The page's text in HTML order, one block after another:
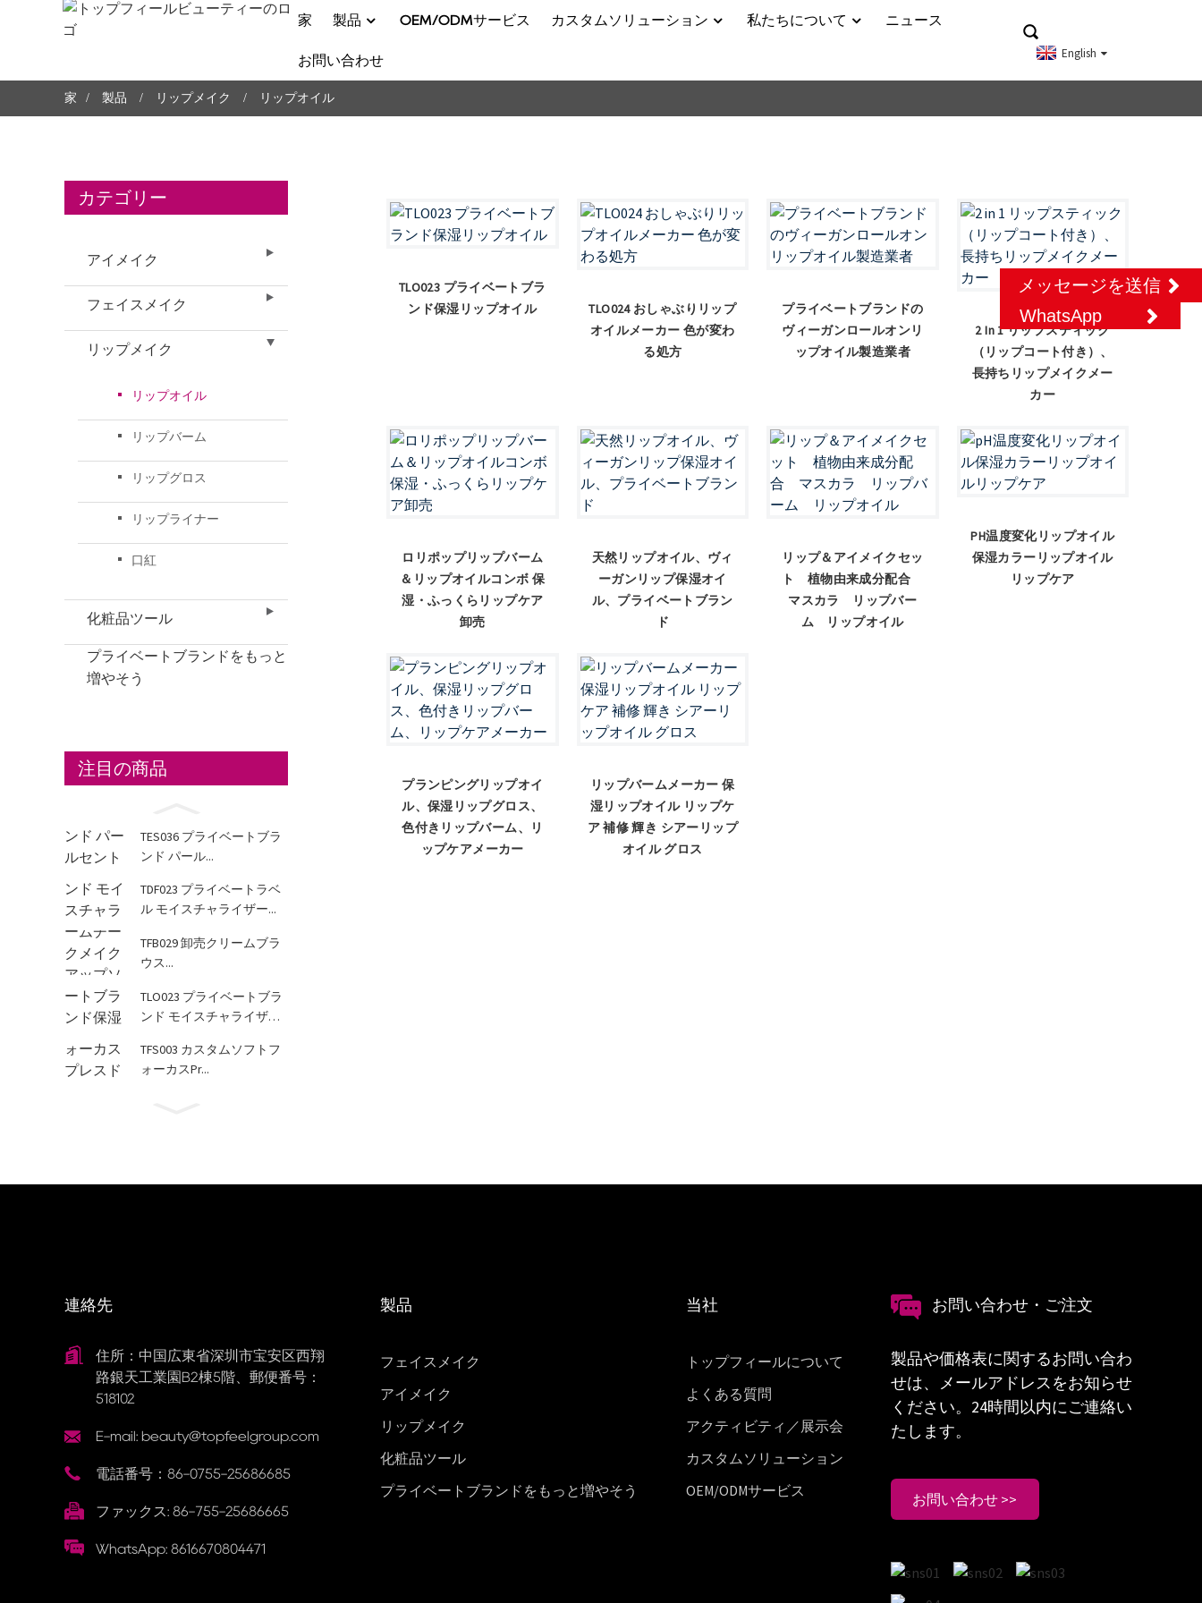
家 製品 OEM/ODMサービス カスタムソリューション 私たちについて ニュース
お問い合わせ English
家 製品 リップメイク リップオイル
カテゴリー
アイメイク
フェイスメイク
リップメイク
リップオイル
リップバーム
リップグロス
リップライナー
口紅
化粧品ツール
プライベートブランドをもっと
増やそう
注目の商品
TES036 プライベートブラ
ンド パール...
TDF023 プライベートラベ
ル モイスチャライザー...
TFB029 卸売クリームブラ
ウス...
TLO023 プライベートブラ
ンド モイスチャライザ
TFS003 カスタムソフトフ
ォーカスPr...
TLO023 プライベートブラ
ンド保湿リップオイル
TLO024 おしゃぶりリップ
オイルメーカー 色が変わ
る処方
プライベートブランドの
ヴィーガンロールオンリ
ップオイル製造業者
2 In 1 リップスティック
（リップコート付き）、
長持ちリップメイクメー
カー
ロリポップリップバーム
＆リップオイルコンボ 保
湿・ふっくらリップケア
卸売
天然リップオイル、ヴィ
ーガンリップ保湿オイ
ル、プライベートブラン
ド
リップ＆アイメイクセッ
ト 植物由来成分配合
マスカラ リップバー
ム リップオイル
PH温度変化リップオイル
保湿カラーリップオイル
リップケア
プランピングリップオイ
ル、保湿リップグロス、
色付きリップバーム、リ
ップケアメーカー
リップバームメーカー 保
湿リップオイル リップケ
ア 補修 輝き シアーリップ
オイル グロス
連絡先
住所：中国広東省深圳市宝安区西翔
路銀天工業園B2棟5階、郵便番号：
518102
E-mail: beauty@topfeelgroup.com
電話番号：86-0755-25686685
ファックス: 86-755-25686665
WhatsApp: 8616670804471
製品
フェイスメイク
アイメイク
リップメイク
化粧品ツール
プライベートブランドをもっと増やそう
当社
トップフィールについて
よくある質問
アクティビティ／展示会
カスタムソリューション
OEM/ODMサービス
お問い合わせ・ご注文
製品や価格表に関するお問い合わ
せは、メールアドレスをお知らせ
ください。24時間以内にご連絡い
たします。
お問い合わせ >>
メッセージを送信
WhatsApp